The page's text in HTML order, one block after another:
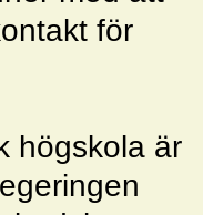
för
högskola är